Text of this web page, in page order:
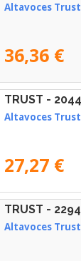
Altavoces
36,36 €
TRUST -
Altavoces
27,27 €
TRUST -
Altavoces Trust